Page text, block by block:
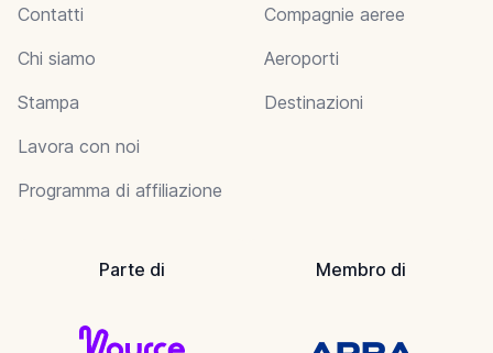
Contatti
Chi siamo
Stampa
Lavora con noi
Programma di affiliazione
Compagnie aeree
Aeroporti
Destinazioni
Parte di Membro di